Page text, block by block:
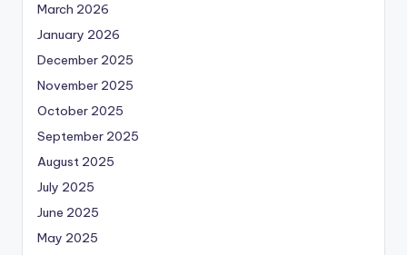
March 2026
January 2026
December 2025
November 2025
October 2025
September 2025
August 2025
July 2025
June 2025
May 2025